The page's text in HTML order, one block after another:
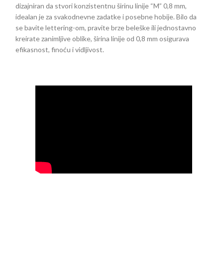
dizajniran da stvori konzistentnu širinu linije “M” 0,8 mm,
idealan je za svakodnevne zadatke i posebne hobije. Bilo da
se bavite lettering-om, pravite brze beleške ili jednostavno
kreirate zanimljive oblike, širina linije od 0,8 mm osigurava
efikasnost, finoću i vidljivost.